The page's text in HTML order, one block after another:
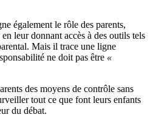
également le rôle des parents,
leur donnant accès à des outils tels
Mais il trace une ligne
ne doit pas être «
des moyens de contrôle sans
tout ce que font leurs enfants
du débat.